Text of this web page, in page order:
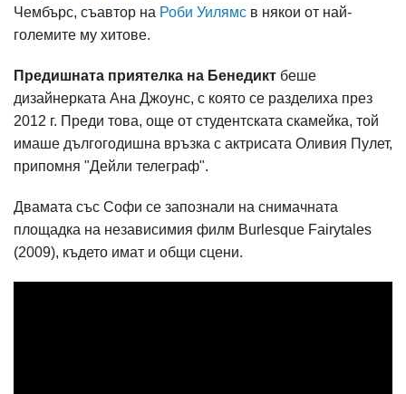
Чембърс, съавтор на Роби Уилямс в някои от най-
големите му хитове.
Предишната приятелка на Бенедикт беше
дизайнерката Ана Джоунс, с която се разделиха през
2012 г. Преди това, още от студентската скамейка, той
имаше дългогодишна връзка с актрисата Оливия Пулет,
припомня "Дейли телеграф".
Двамата със Софи се запознали на снимачната
площадка на независимия филм Burlesque Fairytales
(2009), където имат и общи сцени.